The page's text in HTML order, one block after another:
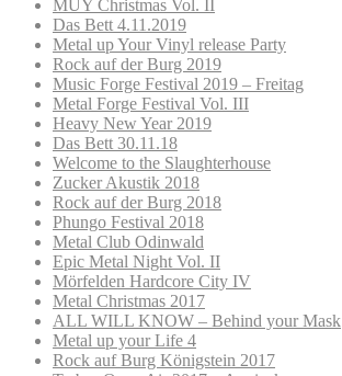
MUY Christmas Vol. II
Das Bett 4.11.2019
Metal up Your Vinyl release Party
Rock auf der Burg 2019
Music Forge Festival 2019 – Freitag
Metal Forge Festival Vol. III
Heavy New Year 2019
Das Bett 30.11.18
Welcome to the Slaughterhouse
Zucker Akustik 2018
Rock auf der Burg 2018
Phungo Festival 2018
Metal Club Odinwald
Epic Metal Night Vol. II
Mörfelden Hardcore City IV
Metal Christmas 2017
ALL WILL KNOW – Behind your Mask
Metal up your Life 4
Rock auf Burg Königstein 2017